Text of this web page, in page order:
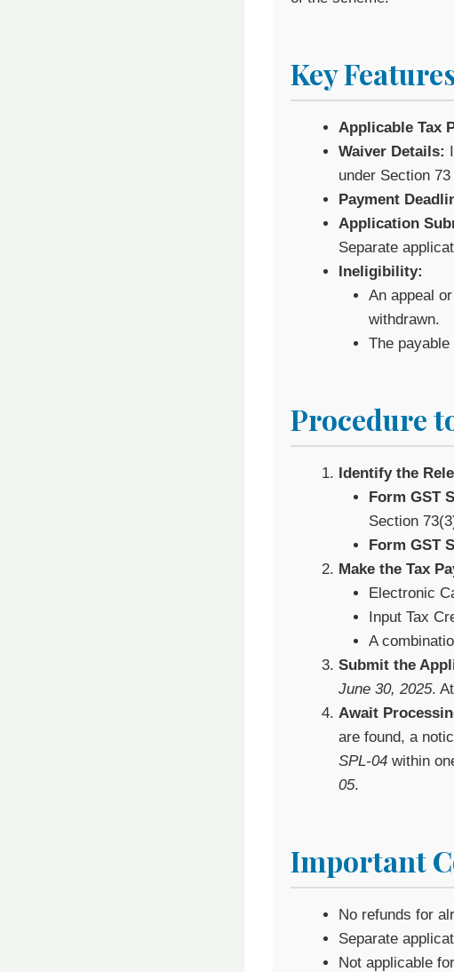
Key
Applicable Tax
Waiver Details:
under Section
Payment
Application
Separate
Ineligibility:
An appeal
withdrawn.
The
Procedure
Identify the
Form GST
Section
Form GST
Make the Tax
Electronic
Input Tax
A
Submit the
June 30, 2025.
Await
are found, a
SPL-04 within
05.
Important
No refunds for
Separate
Not applicable